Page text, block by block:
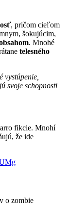
, pričom cieľom
šokujúcim,
. Mnohé
telesného
vystúpenie,
svoje schopnosti
fikcie. Mnohí
že ide
o zombie